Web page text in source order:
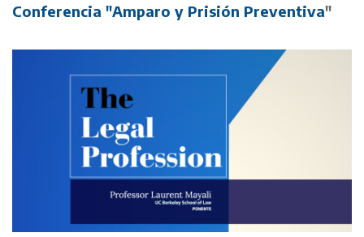
Conferencia "Amparo y Prisión Preventiva"